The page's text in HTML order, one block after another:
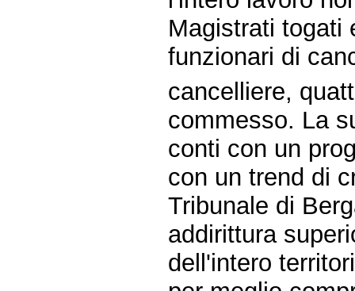
Magistrati togati
funzionari di
cancelliere,
commesso. La
conti con un
con un trend di
Tribunale di
addirittura
dell'intero